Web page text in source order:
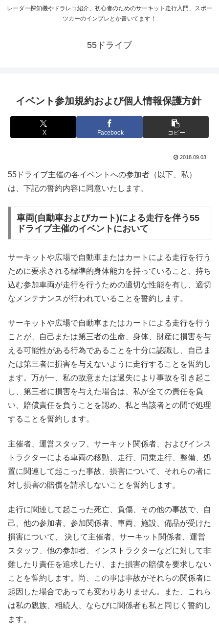
レーダー探知機やドラレコ紹介、初心者のためのサーキット走行入門、スポー
ツカーのインプレとか書いてます！
55ドライブ
イベント参加規約および個人情報保護方針
X Facebook コピー
2018.09.03
55ドライブ主催の各イベントへの参加者（以下、私）
は、下記の誓約内容に同意いたします。
車両(自動車およびカート)による走行を伴う55
ドライブ主催のイベントにおいて
サーキットや広場で自動車またはカートによる走行を行う
ために要求される標準的身体能力を持っていること、持ち
込む参加車両が走行を行うための適切な性能を有し、適切
なメンテナンスが行われていることを誓約します。
サーキットや広場で自動車またはカートによる走行を行う
ことが、自己または第三者の生命、身体、財産に損害を与
える可能性がある行為であることを十分に認識し、自己ま
たは第三者に損害を与えないように走行することを誓約し
ます。万が一、私の故意または過失により事故を引き起こ
し、第三者に損害を与えた場合は、私が全ての責任を負
い、賠償責任を負うことを認め、私と当該者との間で処理
することを誓約します。
主催者、運営スタッフ、サーキット関係者、およびインス
トラクターによる車両の移動、走行、同乗走行、整備、処
置に関連して起こった事故、損害について、それらの者に
対し損害の賠償を請求しないことを誓約します。
走行に関連して起こった死亡、負傷、その他の事故で、自
己、他の参加者、参加関係者、車両、施設、備品が受けた
損害について、 決して主催者、サーキット関係者、運営
スタッフ、他の参加者、インストラクターなどに対して非
難したり責任を追求したり、また損害の賠償を要求しない
ことを誓約します。尚、この事は事故がそれらの関係者に
起因した場合であっても変わりありません。また、これら
は私の親族、相続人、ならびに関係者も私と同じく誓約し
ます。